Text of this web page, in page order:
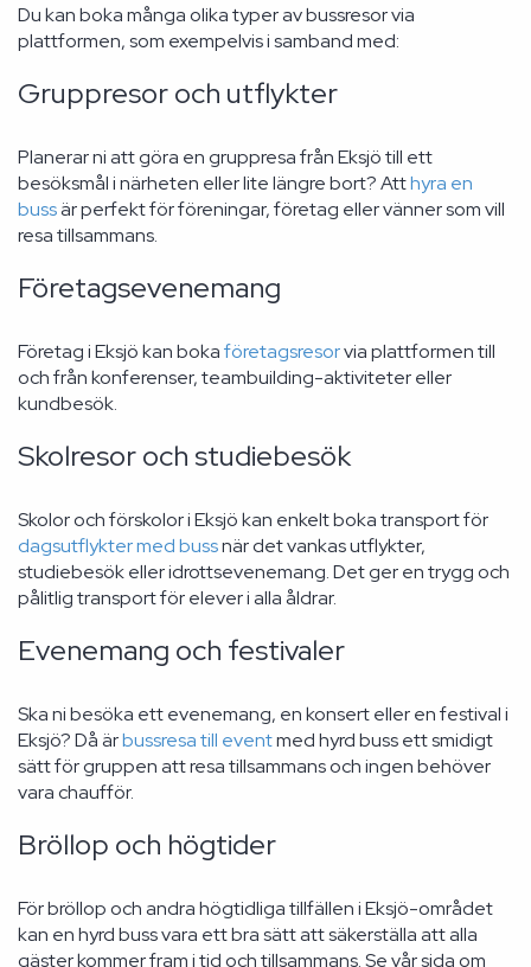
Du kan boka många olika typer av bussresor via
plattformen, som exempelvis i samband med:
Gruppresor och utflykter
Planerar ni att göra en gruppresa från Eksjö till ett
besöksmål i närheten eller lite längre bort? Atthyra en
bussär perfekt för föreningar, företag eller vänner som vill
resa tillsammans.
Företagsevenemang
Företag i Eksjö kan bokaföretagsresorvia plattformen till
och från konferenser, teambuilding-aktiviteter eller
kundbesök.
Skolresor och studiebesök
Skolor och förskolor i Eksjö kan enkelt boka transport för
dagsutflykter med bussnär det vankas utflykter,
studiebesök eller idrottsevenemang. Det ger en trygg och
pålitlig transport för elever i alla åldrar.
Evenemang och festivaler
Ska ni besöka ett evenemang, en konsert eller en festival i
Eksjö? Då ärbussresa till eventmed hyrd buss ett smidigt
sätt för gruppen att resa tillsammans och ingen behöver
vara chaufför.
Bröllop och högtider
För bröllop och andra högtidliga tillfällen i Eksjö-området
kan en hyrd buss vara ett bra sätt att säkerställa att alla
gäster kommer fram i tid och tillsammans. Se vår sida om